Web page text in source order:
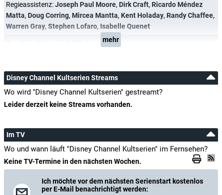
Regieassistenz:Joseph Paul Moore, Dirk Craft, Ricardo Méndez
Matta, Doug Corring, Mircea Mantta, Kent Holaday, Randy Chaffee,
Warren Gray, Stephen Lofaro, Isabelle Quenet
mehr
Disney Channel Kultserien Streams
Wo wird "Disney Channel Kultserien" gestreamt?
Leider derzeit keine Streams vorhanden.
Im TV
Wo und wann läuft "Disney Channel Kultserien" im Fernsehen?
Keine TV-Termine in den nächsten Wochen.
Ich möchte vor dem nächsten Serienstart kostenlos
per E-Mail benachrichtigt werden: